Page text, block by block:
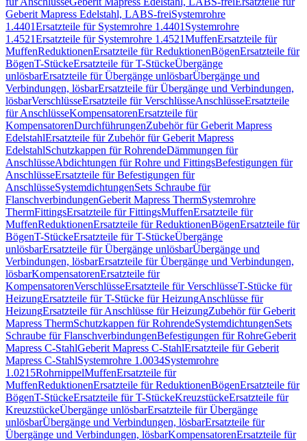
Geberit Mapress Edelstahl, LABS-freiSystemrohre
1.4401Ersatzteile für Systemrohre 1.4401 Systemrohre
1.4521Ersatzteile für Systemrohre 1.4521MuffenErsatzteile für
MuffenReduktionenErsatzteile für ReduktionenBögenErsatzteile für
BögenT-StückeErsatzteile für T-StückeÜbergänge
unlösbarErsatzteile für Übergänge unlösbarÜbergänge und
Verbindungen, lösbarErsatzteile für Übergänge und Verbindungen,
lösbarVerschlüsseErsatzteile für VerschlüsseAnschlüsseErsatzteile
für AnschlüsseKompensatorenErsatzteile für
KompensatorenDurchführungenZubehör für Geberit Mapress
EdelstahlErsatzteile für Zubehör für Geberit Mapress
EdelstahlSchutzkappen für RohrendeDämmungen für
AnschlüsseAbdichtungen für Rohre und FittingsBefestigungen für
AnschlüsseErsatzteile für Befestigungen für
AnschlüsseSystemdichtungenSets Schraube für
FlanschverbindungenGeberit Mapress ThermSystemrohre
ThermFittingsErsatzteile für FittingsMuffenErsatzteile für
MuffenReduktionenErsatzteile für ReduktionenBögenErsatzteile für
BögenT-StückeErsatzteile für T-StückeÜbergänge
unlösbarErsatzteile für Übergänge unlösbarÜbergänge und
Verbindungen, lösbarErsatzteile für Übergänge und Verbindungen,
lösbarKompensatorenErsatzteile für
KompensatorenVerschlüsseErsatzteile für VerschlüsseT-Stücke für
HeizungErsatzteile für T-Stücke für HeizungAnschlüsse für
HeizungErsatzteile für Anschlüsse für HeizungZubehör für Geberit
Mapress ThermSchutzkappen für RohrendeSystemdichtungenSets
Schraube für FlanschverbindungenBefestigungen für RohreGeberit
Mapress C-StahlGeberit Mapress C-StahlErsatzteile für Geberit
Mapress C-StahlSystemrohre 1.0034Systemrohre
1.0215RohrnippelMuffenErsatzteile für
MuffenReduktionenErsatzteile für ReduktionenBögenErsatzteile für
BögenT-StückeErsatzteile für T-StückeKreuzstückeErsatzteile für
KreuzstückeÜbergänge unlösbarErsatzteile für Übergänge
unlösbarÜbergänge und Verbindungen, lösbarErsatzteile für
Übergänge und Verbindungen, lösbarKompensatorenErsatzteile für